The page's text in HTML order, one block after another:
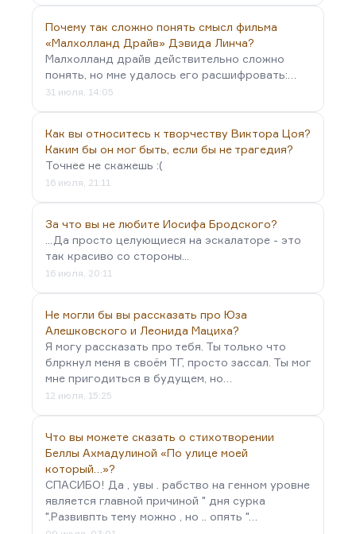
Почему так сложно понять смысл фильма
«Малхолланд Драйв» Дэвида Линча?
Малхолланд драйв действительно сложно
понять, но мне удалось его расшифровать:…
31 июля, 14:05
Как вы относитесь к творчеству Виктора Цоя?
Каким бы он мог быть, если бы не трагедия?
Точнее не скажешь :(
16 июля, 21:11
За что вы не любите Иосифа Бродского?
...Да просто целующиеся на эскалаторе - это
так красиво со стороны...
16 июля, 20:11
Не могли бы вы рассказать про Юза
Алешковского и Леонида Мациха?
Я могу рассказать про тебя. Ты только что
блркнул меня в своём ТГ, просто зассал. Ты мог
мне пригодиться в будущем, но…
12 июля, 15:25
Что вы можете сказать о стихотворении
Беллы Ахмадулиной «По улице моей
который…»?
СПАСИБО! Да , увы . рабство на генном уровне
является главной причиной " дня сурка
".Развивпть тему можно , но .. опять "…